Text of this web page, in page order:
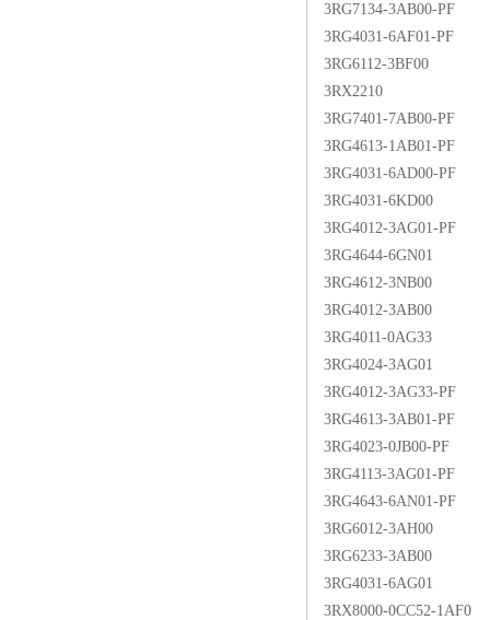
3RG7134-3AB00-PF
3RG4031-6AF01-PF
3RG6112-3BF00
3RX2210
3RG7401-7AB00-PF
3RG4613-1AB01-PF
3RG4031-6AD00-PF
3RG4031-6KD00
3RG4012-3AG01-PF
3RG4644-6GN01
3RG4612-3NB00
3RG4012-3AB00
3RG4011-0AG33
3RG4024-3AG01
3RG4012-3AG33-PF
3RG4613-3AB01-PF
3RG4023-0JB00-PF
3RG4113-3AG01-PF
3RG4643-6AN01-PF
3RG6012-3AH00
3RG6233-3AB00
3RG4031-6AG01
3RX8000-0CC52-1AF0